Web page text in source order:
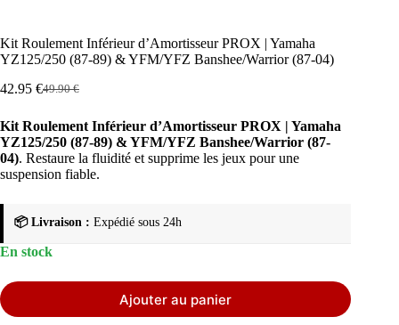
Kit Roulement Inférieur d’Amortisseur PROX | Yamaha
YZ125/250 (87-89) & YFM/YFZ Banshee/Warrior (87-04)
49.90€
Le
initial
était :
49.90 €.
42.95 €Le
actuel
est :
42.95 €.
Kit Roulement Inférieur d’Amortisseur PROX | Yamaha
YZ125/250 (87-89) & YFM/YFZ Banshee/Warrior (87-
04). Restaure la fluidité et supprime les jeux pour une
suspension fiable.
📦 Livraison : Expédié sous 24h
En stock
Ajouter au panier